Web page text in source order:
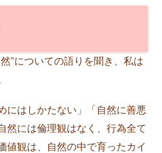
”についての語りを聞き、私は
にはしかたない」「自然に善悪
然には倫理観はなく、行為全て
値観は、自然の中で育ったカイ